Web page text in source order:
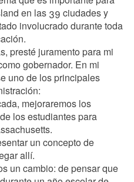
en las 39 ciudades y
involucrado durante toda
presté juramento para mi
gobernador. En mi
uno de los principales
mejoraremos los
los estudiantes para
un concepto de
allí.
un cambio: de pensar que